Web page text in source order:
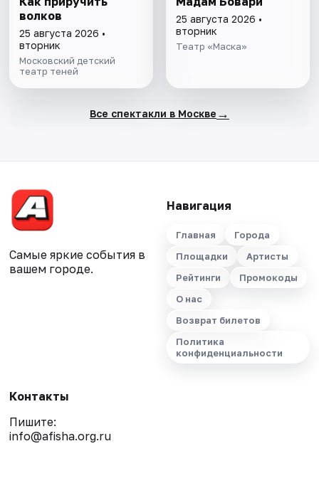
волков
25 августа 2026 •
вторник
Московский детский
театр теней
25 августа 2026 •
вторник
Театр «Маска»
Все спектакли в Москве →
Самые яркие события в
вашем городе.
Навигация
Главная
Города
Площадки
Артисты
Рейтинги
Промокоды
О нас
Возврат билетов
Политика
конфиденциальности
Контакты
Пишите:
info@afisha.org.ru